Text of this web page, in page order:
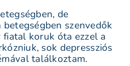
de
szenvedők
koruk óta ezzel a
sok depressziós
találkoztam.